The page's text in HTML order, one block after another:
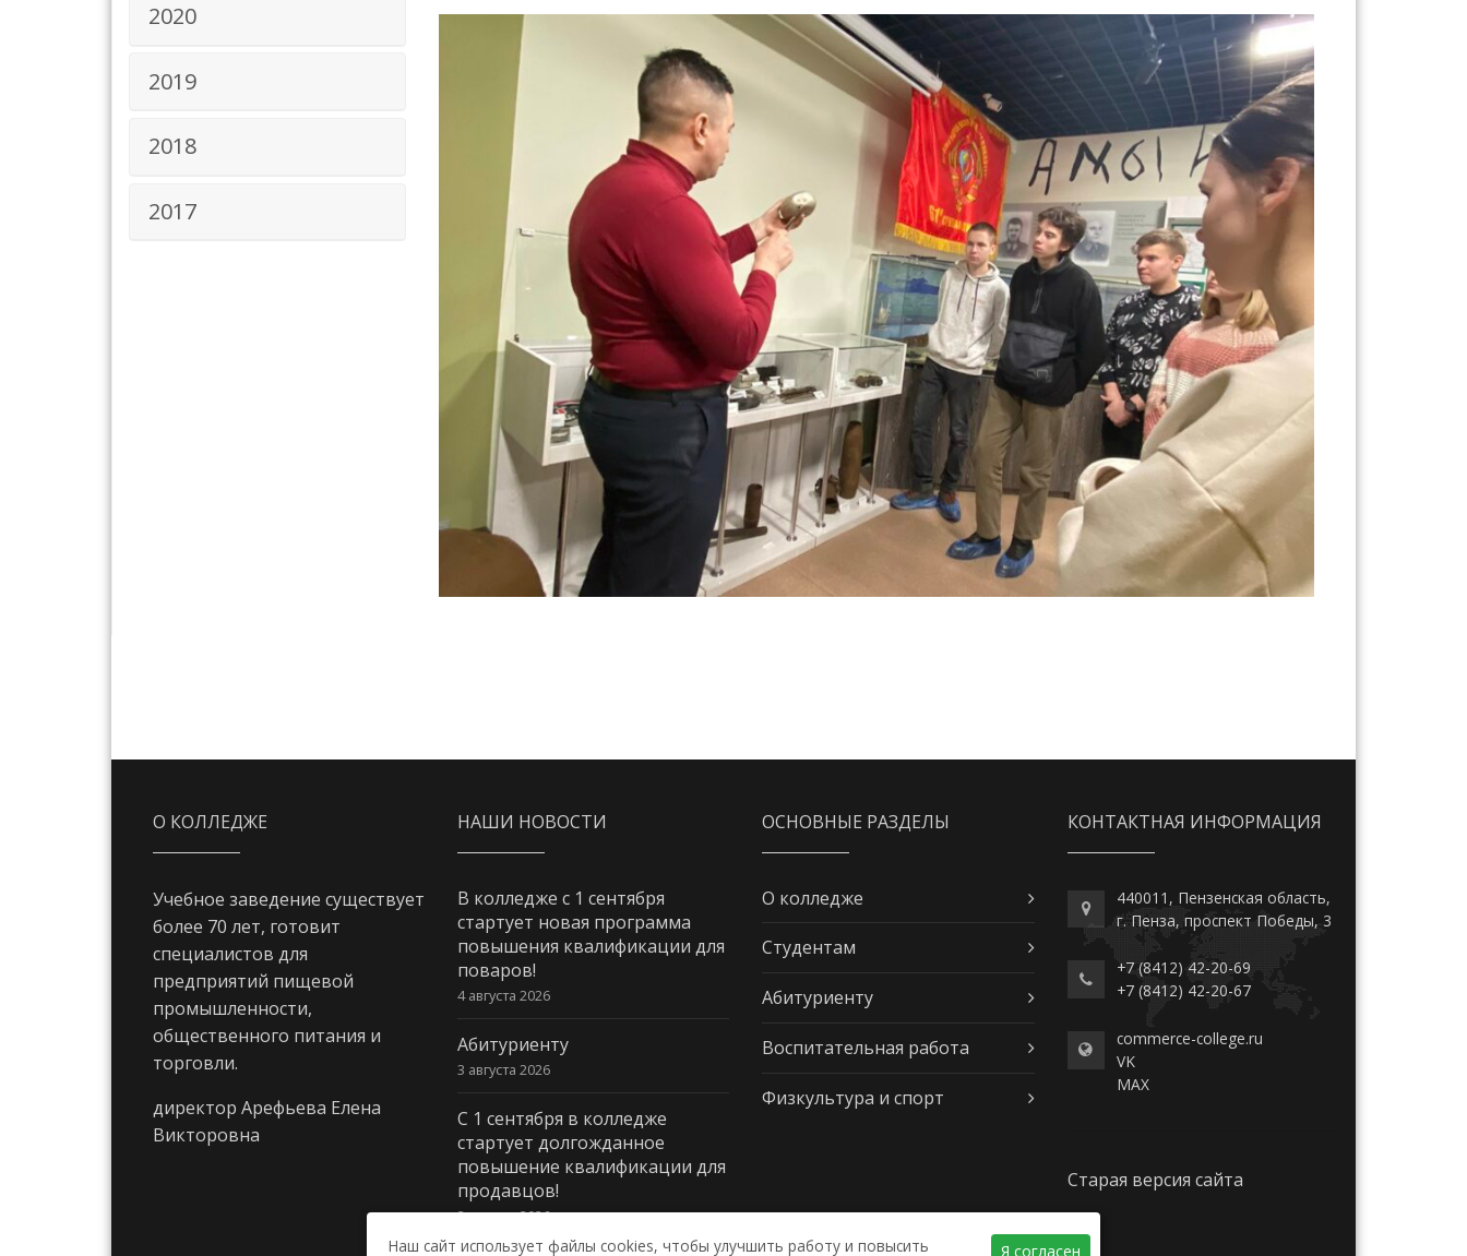
2020
2019
2018
2017
О КОЛЛЕДЖЕ
Учебное заведение существует
более 70 лет, готовит
специалистов для
предприятий пищевой
промышленности,
общественного питания и
торговли.
директор Арефьева Елена
Викторовна
НАШИ НОВОСТИ
В колледже с 1 сентября
стартует новая программа
повышения квалификации для
поваров!
4 августа 2026
Абитуриенту
3 августа 2026
С 1 сентября в колледже
стартует долгожданное
повышение квалификации для
продавцов!
3 августа 2026
ОСНОВНЫЕ РАЗДЕЛЫ
О колледже
Студентам
Абитуриенту
Воспитательная работа
Физкультура и спорт
КОНТАКТНАЯ ИНФОРМАЦИЯ
440011, Пензенская область,
г. Пенза, проспект Победы, 3
+7 (8412) 42-20-69
+7 (8412) 42-20-67
commerce-college.ru
VK
MAX
Старая версия сайта
Наш сайт использует файлы cookies, чтобы улучшить работу и повысить Я согласен